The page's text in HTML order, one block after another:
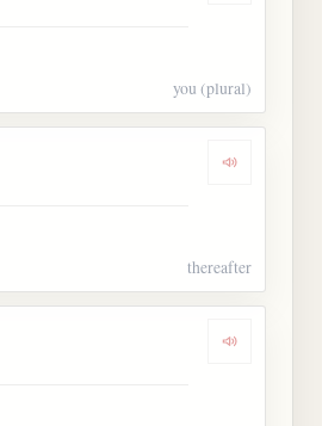
you (plural)
Dengarkan
thereafter
Dengarkan